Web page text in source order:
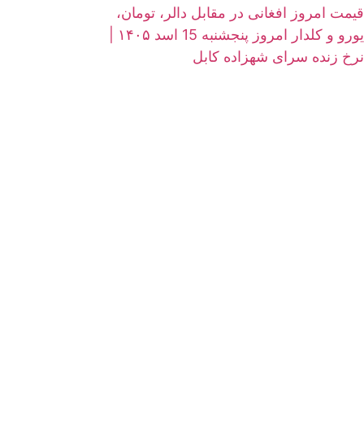
قیمت امروز افغانی در مقابل دالر، تومان،
نرخ زنده سرای شهزاده کابل